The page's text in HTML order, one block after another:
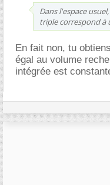
Dans l'espace
triple correspond à
En fait non, tu
égal au volume
intégrée est